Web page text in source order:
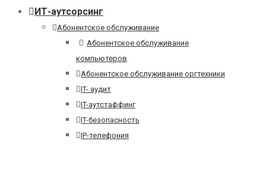
ИТ-аутсорсинг
Абонентское обслуживание
Абонентское обслуживание
компьютеров
Абонентское обслуживание оргтехники
IT- аудит
IT-аутстаффинг
IT-безопасность
IP-телефония